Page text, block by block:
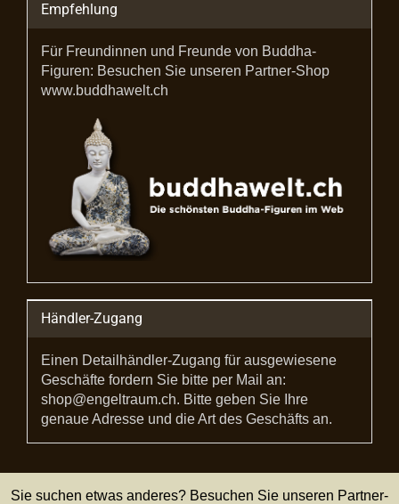
Empfehlung
Für Freundinnen und Freunde von Buddha-
Figuren: Besuchen Sie unseren Partner-Shop
www.buddhawelt.ch
Händler-Zugang
Einen Detailhändler-Zugang für ausgewiesene
Geschäfte fordern Sie bitte per Mail an:
shop@engeltraum.ch. Bitte geben Sie Ihre
genaue Adresse und die Art des Geschäfts an.
Sie suchen etwas anderes? Besuchen Sie unseren Partner-